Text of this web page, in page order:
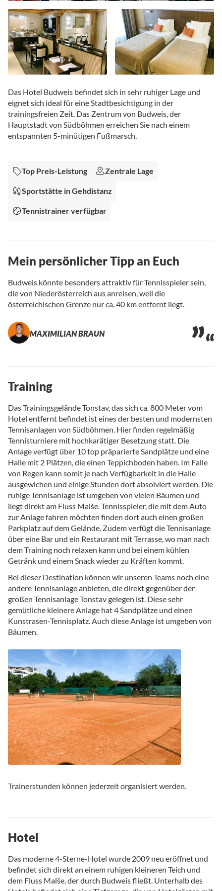
Anfang
der
Bildgalerie
springen
Das Hotel Budweis befindet sich in sehr ruhiger Lage und
eignet sich ideal für eine Stadtbesichtigung in der
trainingsfreien Zeit. Das Zentrum von Budweis, der
Hauptstadt von Südböhmen erreichen Sie nach einem
entspannten 5-minütigen Fußmarsch.
Top Preis-Leistung Zentrale Lage
Sportstätte in Gehdistanz
Tennistrainer verfügbar
Mein persönlicher Tipp an Euch
Budweis könnte besonders attraktiv für Tennisspieler sein,
die von Niederösterreich aus anreisen, weil die
österreichischen Grenze nur ca. 40 km entfernt liegt.
MAXIMILIAN BRAUN
Training
Das Trainingsgelände Tonstav, das sich ca. 800 Meter vom
Hotel entfernt befindet ist eines der besten und modernsten
Tennisanlagen von Südböhmen. Hier finden regelmäßig
Tennisturniere mit hochkarätiger Besetzung statt. Die
Anlage verfügt über 10 top präparierte Sandplätze und eine
Halle mit 2 Plätzen, die einen Teppichboden haben. Im Falle
von Regen kann somit je nach Verfügbarkeit in die Halle
ausgewichen und einige Stunden dort absolviert werden. Die
ruhige Tennisanlage ist umgeben von vielen Bäumen und
liegt direkt am Fluss Malše. Tennisspieler, die mit dem Auto
zur Anlage fahren möchten finden dort auch einen großen
Parkplatz auf dem Gelände. Zudem verfügt die Tennisanlage
über eine Bar und ein Restaurant mit Terrasse, wo man nach
dem Training noch relaxen kann und bei einem kühlen
Getränk und einem Snack wieder zu Kräften kommt.
Bei dieser Destination können wir unseren Teams noch eine
andere Tennisanlage anbieten, die direkt gegenüber der
großen Tennisanlage Tonstav gelegen ist. Diese sehr
gemütliche kleinere Anlage hat 4 Sandplätze und einen
Kunstrasen-Tennisplatz. Auch diese Anlage ist umgeben von
Bäumen.
Trainerstunden können jederzeit organisiert werden.
Hotel
Das moderne 4-Sterne-Hotel wurde 2009 neu eröffnet und
befindet sich direkt an einem ruhigen kleineren Teich und
dem Fluss Malše, der durch Budweis fließt. Unterhalb des